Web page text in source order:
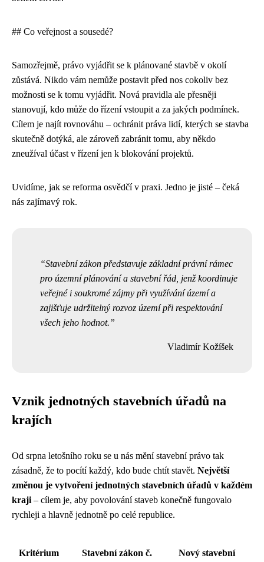
## Co veřejnost a sousedé?
Samozřejmě, právo vyjádřit se k plánované stavbě v okolí
zůstává. Nikdo vám nemůže postavit před nos cokoliv bez
možnosti se k tomu vyjádřit. Nová pravidla ale přesněji
stanovují, kdo může do řízení vstoupit a za jakých podmínek.
Cílem je najít rovnováhu – ochránit práva lidí, kterých se stavba
skutečně dotýká, ale zároveň zabránit tomu, aby někdo
zneužíval účast v řízení jen k blokování projektů.
Uvidíme, jak se reforma osvědčí v praxi. Jedno je jisté – čeká
nás zajímavý rok.
Stavební zákon představuje základní právní rámec
pro územní plánování a stavební řád, jenž koordinuje
veřejné i soukromé zájmy při využívání území a
zajišťuje udržitelný rozvoz území při respektování
všech jeho hodnot.
Vladimír Kožíšek
Vznik jednotných stavebních úřadů na
krajích
Od srpna letošního roku se u nás mění stavební právo tak
zásadně, že to pocítí každý, kdo bude chtít stavět. Největší
změnou je vytvoření jednotných stavebních úřadů v každém
kraji – cílem je, aby povolování staveb konečně fungovalo
rychleji a hlavně jednotně po celé republice.
Kritérium
Stavební zákon č.
Nový stavební